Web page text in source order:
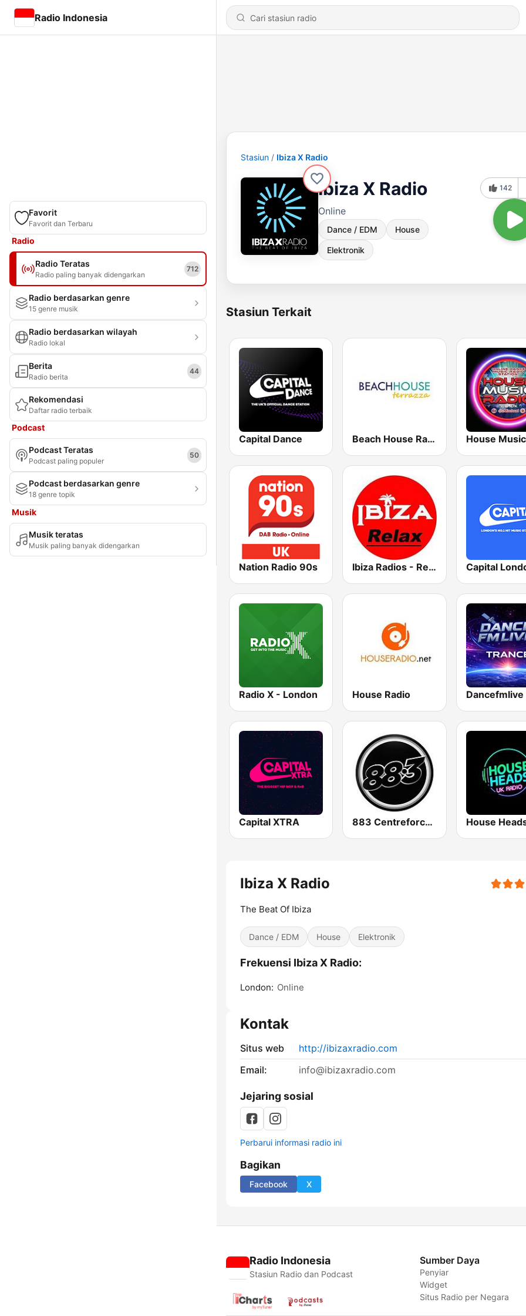
Radio Indonesia
Favorit
Favorit dan Terbaru
Radio
Radio Teratas
Radio paling banyak didengarkan
712
Radio berdasarkan genre
15 genre musik
Radio berdasarkan wilayah
Radio lokal
Berita
Radio berita
44
Rekomendasi
Daftar radio terbaik
Podcast
Podcast Teratas
Podcast paling populer
50
Podcast berdasarkan genre
18 genre topik
Musik
Musik teratas
Musik paling banyak didengarkan
Stasiun Ibiza X Radio
Ibiza X Radio
Online
Dance / EDM House
Elektronik
142
Stasiun Terkait
Capital Dance Beach House Radio Terrazza
Nation Radio 90s Ibiza Radios - Relax Capital
Radio X - London House Radio
Capital XTRA 883 Centreforce radio House
Ibiza X Radio
The Beat Of Ibiza
Dance / EDM House Elektronik
Frekuensi Ibiza X Radio:
London: Online
Kontak
Situs web
http://ibizaxradio.com
Email:
info@ibizaxradio.com
Jejaring sosial
Perbarui informasi radio ini
Bagikan
Facebook X
Radio Indonesia
Stasiun Radio dan Podcast
Sumber Daya
Penyiar
Widget
Situs Radio per Negara